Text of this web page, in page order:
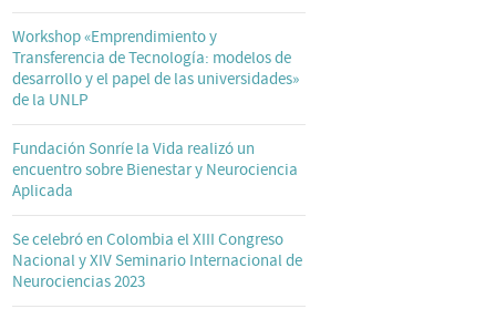
Workshop «Emprendimiento y
Transferencia de Tecnología: modelos de
desarrollo y el papel de las universidades»
de la UNLP
Fundación Sonríe la Vida realizó un
encuentro sobre Bienestar y Neurociencia
Aplicada
Se celebró en Colombia el XIII Congreso
Nacional y XIV Seminario Internacional de
Neurociencias 2023